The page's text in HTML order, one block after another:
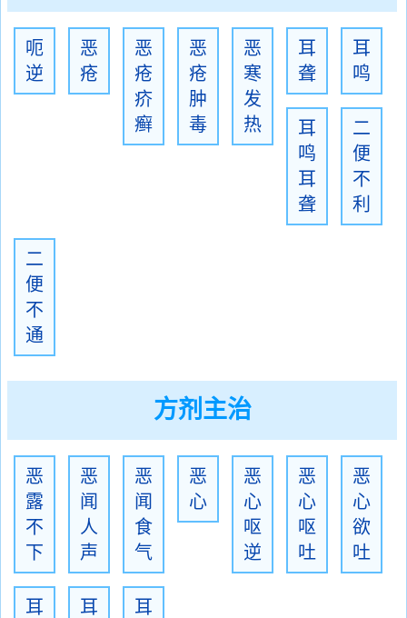
呃
逆
恶
疮
恶
疮
疥
癣
恶
疮
肿
毒
恶
寒
发
热
耳
聋
耳
鸣
耳
鸣
耳
聋
二
便
不
利
二
便
不
通
方剂主治
恶
露
不
下
恶
闻
人
声
恶
闻
食
气
恶
心
恶
心
呕
逆
恶
心
呕
吐
恶
心
欲
吐
耳
耳
耳